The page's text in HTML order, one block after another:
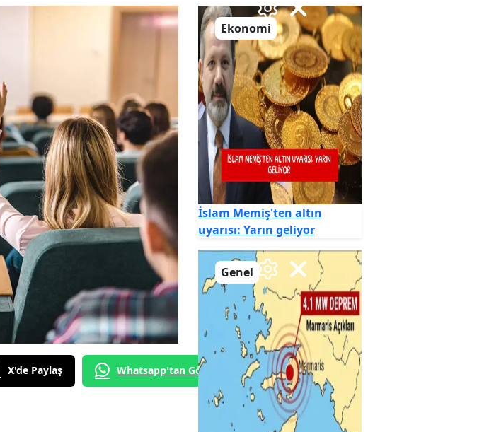
X'de Paylaş Whatsapp'tan Gönder
Ekonomi
İslam Memiş'ten altın
uyarısı: Yarın geliyor
Genel